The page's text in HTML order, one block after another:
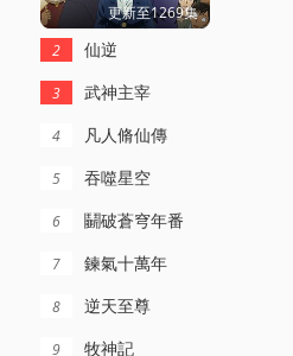
更新至1269集
2 仙逆
3 武神主宰
4 凡人脩仙傳
5 吞噬星空
6 鬭破蒼穹年番
7 鍊氣十萬年
8 逆天至尊
9 牧神記